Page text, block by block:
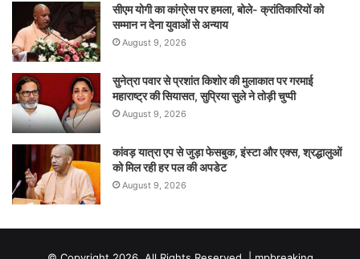
सीएम योगी का कांग्रेस पर हमला, बोले- क्रांतिकारियों को
सम्मान न देना युवाओं से अन्याय
August 9, 2026
सुनेत्रा पवार से प्रशांत किशोर की मुलाकात पर गरमाई
महाराष्ट्र की सियासत, सुप्रिया सुले ने तोड़ी चुप्पी
August 9, 2026
कांवड़ यात्रा एप से जुड़ा फेसबुक, इंस्टा और एक्स, श्रद्धालुओं
को मिल रही हर पल की अपडेट
August 9, 2026